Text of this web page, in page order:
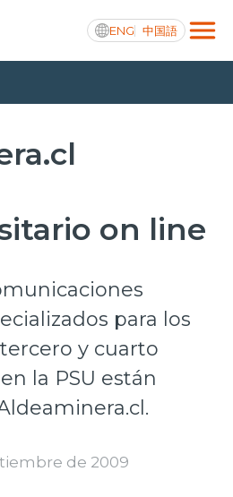
ENG 中国語
on line
para los
y cuarto
la PSU están
de 2009